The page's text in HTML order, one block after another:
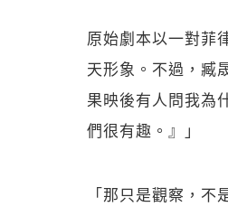
原始劇本以一對菲
天形象。不過，臧
果映後有人問我為
們很有趣。』」
「那只是觀察，不